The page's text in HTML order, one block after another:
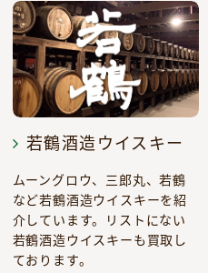
若鶴酒造ウイスキー
ムーングロウ、三郎丸、若鶴
など若鶴酒造ウイスキーを紹
介しています。リストにない
若鶴酒造ウイスキーも買取し
ております。